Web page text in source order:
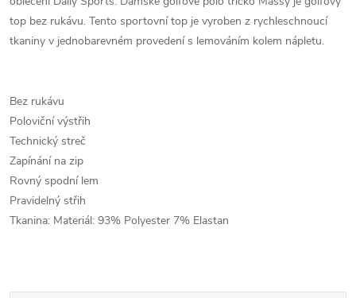
top bez rukávu. Tento sportovní top je vyroben z rychleschnoucí
tkaniny v jednobarevném provedení s lemováním kolem nápletu.
Bez rukávu
Poloviční výstřih
Technický streč
Zapínání na zip
Rovný spodní lem
Pravidelný střih
Tkanina: Materiál: 93% Polyester 7% Elastan